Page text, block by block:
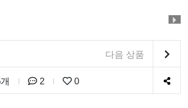
다음 상품
2 0